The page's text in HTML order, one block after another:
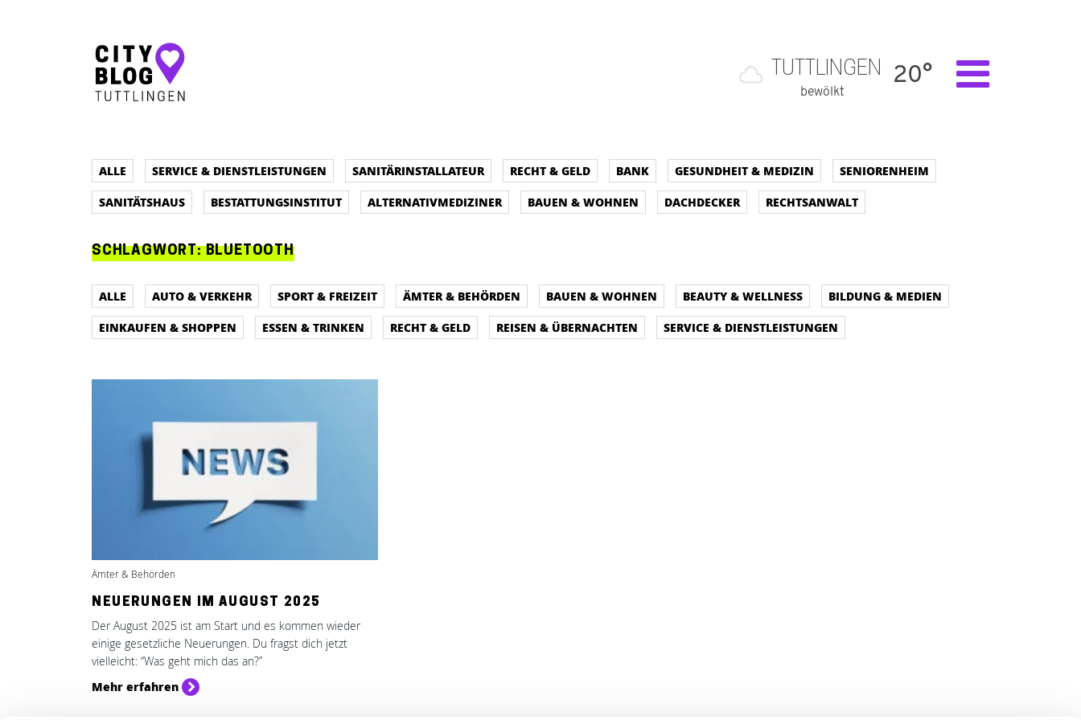
Hauptnavigation
TUTTLINGEN
bewölkt
20°
ALLE SERVICE & DIENSTLEISTUNGEN SANITÄRINSTALLATEUR RECHT & GELD BANK GESUNDHEIT & MEDIZIN
SENIORENHEIM
SANITÄTSHAUS
BESTATTUNGSINSTITUT ALTERNATIVMEDIZINER BAUEN & WOHNEN DACHDECKER RECHTSANWALT
SCHLAGWORT:BLUETOOTH
ALLE AUTO & VERKEHR SPORT & FREIZEIT ÄMTER & BEHÖRDEN BAUEN & WOHNEN BEAUTY & WELLNESS
BILDUNG & MEDIEN
EINKAUFEN & SHOPPEN
ESSEN & TRINKEN RECHT & GELD REISEN & ÜBERNACHTEN SERVICE & DIENSTLEISTUNGEN
Ämter & Behörden
NEUERUNGEN IM AUGUST 2025
Der August 2025 ist am Start und es kommen wieder
einige gesetzliche Neuerungen. Du fragst dich jetzt
vielleicht: “Was geht mich das an?”
Mehr erfahren